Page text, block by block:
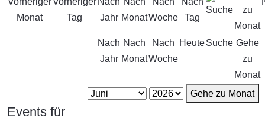
Nach
Jahr
Nach
Monat
Nach
Woche
HeuteSuche Gehe
zu
Monat
Gehe zu Monat
Events für